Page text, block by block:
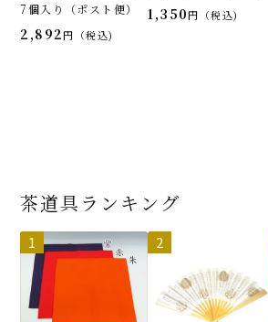
7個入り（ポスト便）
2,892 税込
1,350 税込
茶道具ランキング